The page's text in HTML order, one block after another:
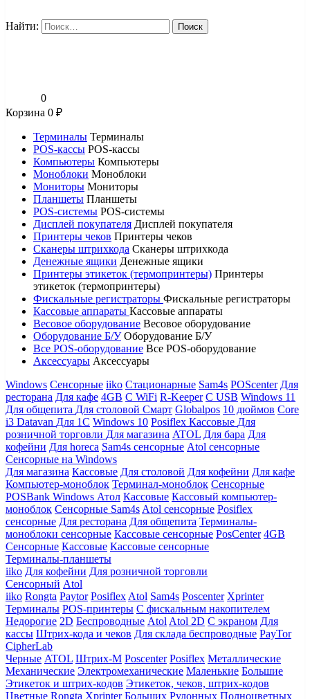
Найти:
0
Корзина 0 ₽
Терминалы Терминалы
POS-кассы POS-кассы
Компьютеры Компьютеры
Моноблоки Моноблоки
Мониторы Мониторы
Планшеты Планшеты
POS-системы POS-системы
Дисплей покупателя Дисплей покупателя
Принтеры чеков Принтеры чеков
Сканеры штрихкода Сканеры штрихкода
Денежные ящики Денежные ящики
Принтеры этикеток (термопринтеры) Принтеры
этикеток (термопринтеры)
Фискальные регистраторы Фискальные регистраторы
Кассовые аппараты Кассовые аппараты
Весовое оборудование Весовое оборудование
Оборудование Б/У Оборудование Б/У
Все POS-оборудование Все POS-оборудование
Аксессуары Аксессуары
Windows Сенсорные iiko Стационарные Sam4s POScenter Для
ресторана Для кафе 4GB С WiFi R-Keeper С USB Windows 11
Для общепита Для столовой Смарт Globalpos 10 дюймов Core
i3 Datavan Для 1С Windows 10 Posiflex Кассовые Для
розничной торговли Для магазина ATOL Для бара Для
кофейни Для horeca Sam4s сенсорные Atol сенсорные
Сенсорные на Windows
Для магазина Кассовые Для столовой Для кофейни Для кафе
Компьютер-моноблок Терминал-моноблок Сенсорные
POSBank Windows Атол Кассовые Кассовый компьютер-
моноблок Сенсорные Sam4s Atol сенсорные Posiflex
сенсорные Для ресторана Для общепита Терминалы-
моноблоки сенсорные Кассовые сенсорные PosCenter 4GB
Сенсорные Кассовые Кассовые сенсорные
Терминалы-планшеты
iiko Для кофейни Для розничной торговли
Сенсорный Atol
iiko Rongta Paytor Posiflex Atol Sam4s Poscenter Xprinter
Терминалы POS-принтеры С фискальным накопителем
Недорогие 2D Беспроводные Atol Atol 2D С экраном Для
кассы Штрих-кода и чеков Для склада беспроводные PayTor
CipherLab
Черные ATOL Штрих-М Poscenter Posiflex Металлические
Механические Электромеханические Маленькие Большие
Этикеток и штрих-кодов Этикеток, чеков, штрих-кодов
Цветные Rongta Xprinter Больших Рулонных Полноцветных